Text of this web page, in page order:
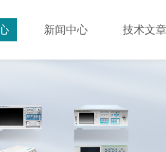
新闻中心 技术文章